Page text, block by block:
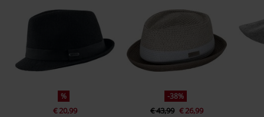
%
€ 20,99
-38%
€ 43,99 € 26,99